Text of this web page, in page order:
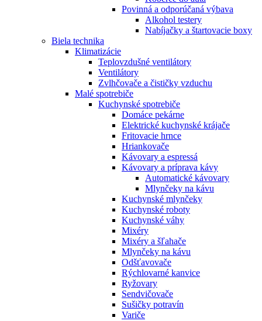
Povinná a odporúčaná výbava
Alkohol testery
Nabíjačky a štartovacie boxy
Biela technika
Klimatizácie
Teplovzdušné ventilátory
Ventilátory
Zvlhčovače a čističky vzduchu
Malé spotrebiče
Kuchynské spotrebiče
Domáce pekárne
Elektrické kuchynské krájače
Fritovacie hrnce
Hriankovače
Kávovary a espressá
Kávovary a príprava kávy
Automatické kávovary
Mlynčeky na kávu
Kuchynské mlynčeky
Kuchynské roboty
Kuchynské váhy
Mixéry
Mixéry a šľahače
Mlynčeky na kávu
Odšťavovače
Rýchlovarné kanvice
Ryžovary
Sendvičovače
Sušičky potravín
Variče